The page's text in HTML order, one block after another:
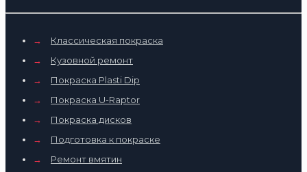
→
Классическая покраска
→
Кузовной ремонт
→
Покраска Plasti Dip
→
Покраска U-Raptor
→
Покраска дисков
→
Подготовка к покраске
→
Ремонт вмятин